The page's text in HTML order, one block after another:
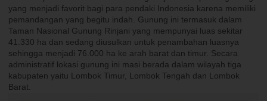
yang menjadi favorit bagi para pendaki Indonesia karena memiliki
pemandangan yang begitu indah. Gunung ini termasuk dalam
Taman Nasional Gunung Rinjani yang mempunyai luas sekitar
41.330 ha dan sedang diusulkan untuk penambahan luasnya
sehingga menjadi 76.000 ha ke arah barat dan timur. Secara
administratif lokasi gunung ini masi berada dalam wilayah tiga
kabupaten yaitu Lombok Timur, Lombok Tengah dan Lombok
Barat.